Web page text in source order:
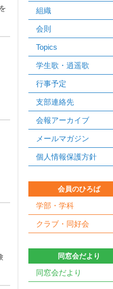
組織
会則
Topics
学生歌・逍遥歌
行事予定
支部連絡先
会報アーカイブ
メールマガジン
個人情報保護方針
会員のひろば
学部・学科
クラブ・同好会
同窓会だより
同窓会だより